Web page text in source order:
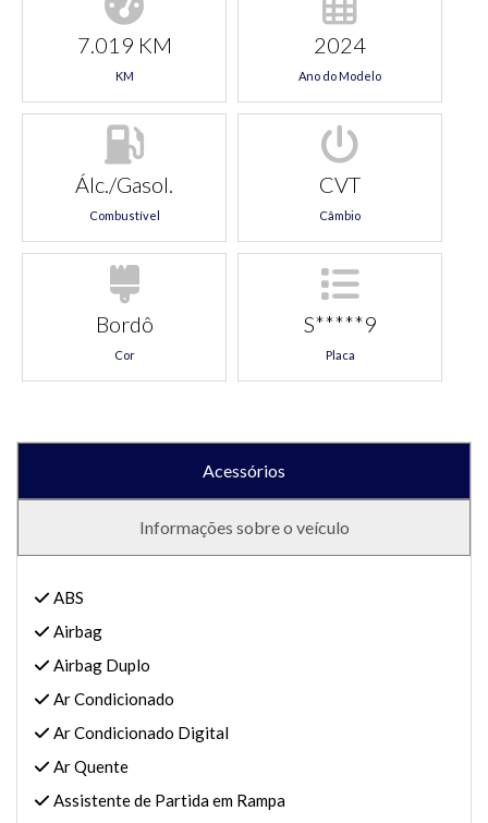
7.019 KM
KM
2024
Ano do Modelo
Álc./Gasol.
Combustível
CVT
Câmbio
Bordô
Cor
S*****9
Placa
Acessórios
Informações sobre o veículo
ABS
Airbag
Airbag Duplo
Ar Condicionado
Ar Condicionado Digital
Ar Quente
Assistente de Partida em Rampa